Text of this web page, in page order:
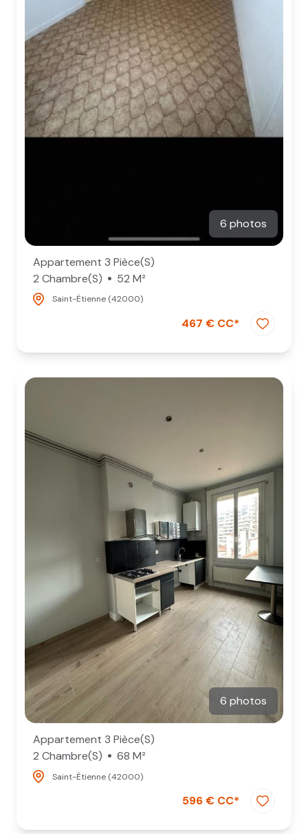
6 photos
Appartement 3 Pièce(s)
2 Chambre(s)
52 M²
Saint-Étienne (42000)
467 € CC*
6 photos
Appartement 3 Pièce(s)
2 Chambre(s)
68 M²
Saint-Étienne (42000)
596 € CC*